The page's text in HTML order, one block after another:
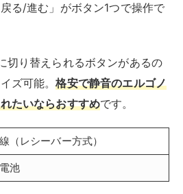
る/進む」がボタン1つで操作で
切り替えられるボタンがあるの
ズ可能。格安で静音のエルゴノ
たいならおすすめです。
（レシーバー方式）
池